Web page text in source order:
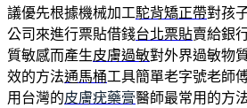
議優先根據機械加工駝背矯正帶對孩
公司來進行票貼借錢台北票貼賣給銀
質敏感而產生皮膚過敏對外界過敏物
效的方法通馬桶工具簡單老字號老師
用台灣的皮膚疣藥膏醫師最常用的方